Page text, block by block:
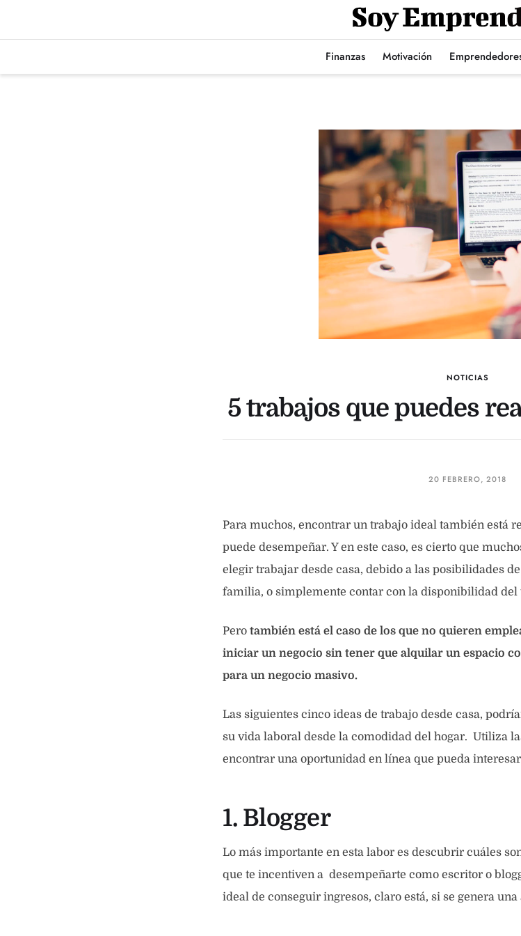
Finanzas Motivación
NOTICIAS
5 trabajos que puedes
20 FEBRERO, 2018
Para muchos, encontrar un trabajo ideal también está
puede desempeñar. Y en este caso, es cierto que
elegir trabajar desde casa, debido a las posibilidades
familia, o simplemente contar con la disponibilidad del
Pero también está el caso de los que no quieren
iniciar un negocio sin tener que alquilar un espacio
para un negocio masivo.
Las siguientes cinco ideas de trabajo desde casa,
su vida laboral desde la comodidad del hogar. Utiliza
encontrar una oportunidad en línea que pueda
1. Blogger
Lo más importante en esta labor es descubrir cuáles
que te incentiven a desempeñarte como escritor o
ideal de conseguir ingresos, claro está, si se genera